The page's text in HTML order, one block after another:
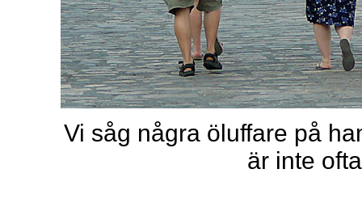
Vi såg några öluffare på
är inte